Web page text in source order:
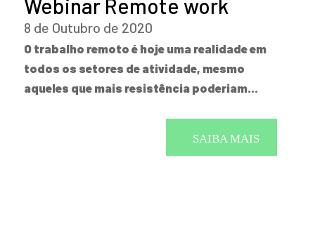
Webinar Remote work
8 de Outubro de 2020
O trabalho remoto é hoje uma realidade em
todos os setores de atividade, mesmo
aqueles que mais resistência poderiam…
SAIBA MAIS